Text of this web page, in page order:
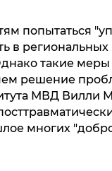
попытаться
в
такие
решение
МВД Вилли
многих